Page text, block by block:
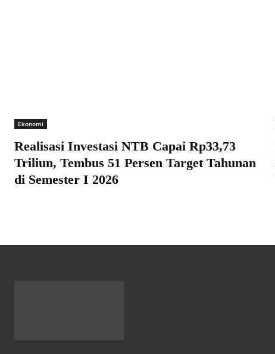
Ekonomi
Realisasi Investasi NTB Capai Rp33,73
Triliun, Tembus 51 Persen Target Tahunan
di Semester I 2026